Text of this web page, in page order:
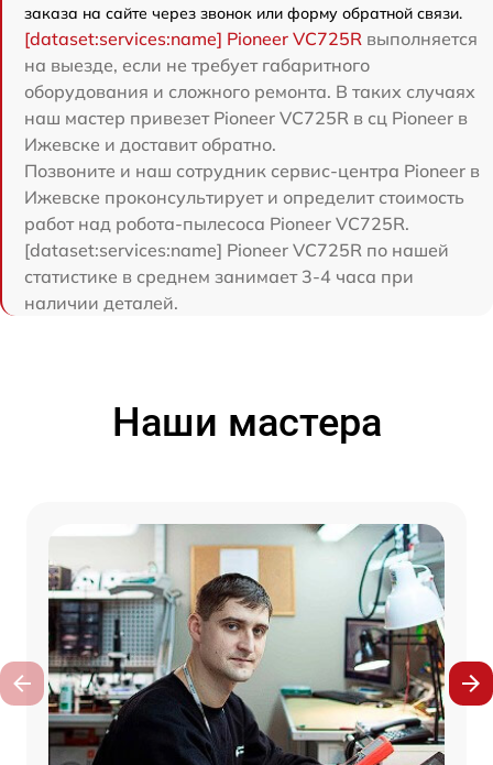
заказа на сайте через звонок или форму обратной связи.
[dataset:services:name] Pioneer VC725R выполняется
на выезде, если не требует габаритного
оборудования и сложного ремонта. В таких случаях
наш мастер привезет Pioneer VC725R в сц Pioneer в
Ижевске и доставит обратно.
Позвоните и наш сотрудник сервис-центра Pioneer в
Ижевске проконсультирует и определит стоимость
работ над робота-пылесоса Pioneer VC725R.
[dataset:services:name] Pioneer VC725R по нашей
статистике в среднем занимает 3-4 часа при
наличии деталей.
Наши мастера